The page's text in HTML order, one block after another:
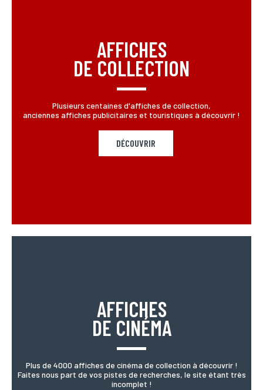
AFFICHES
DE COLLECTION
Plusieurs centaines d'affiches de collection,
anciennes affiches publicitaires et touristiques à découvrir !
DÉCOUVRIR
AFFICHES
DE CINÉMA
Plus de 4000 affiches de cinéma de collection à découvrir !
Faites nous part de vos pistes de recherches, le site étant très
incomplet !